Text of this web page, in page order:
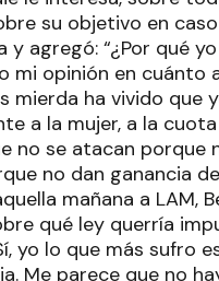
su objetivo en
y agregó: “¿Por qué
mi opinión en cuánto
mierda ha vivido que
a la mujer, a la
no se atacan porque
no dan ganancia
mañana a LAM,
qué ley querría
yo lo que más sufro
Me parece que no